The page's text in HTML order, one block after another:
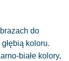
do
koloru.
białe kolory,